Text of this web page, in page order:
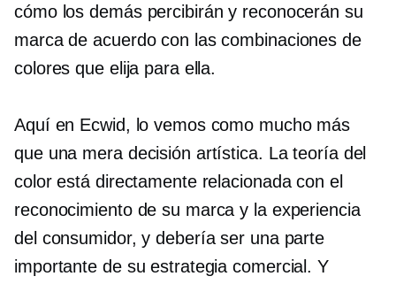
cómo los demás percibirán y reconocerán su
marca de acuerdo con las combinaciones de
colores que elija para ella.
Aquí en Ecwid, lo vemos como mucho más
que una mera decisión artística. La teoría del
color está directamente relacionada con el
reconocimiento de su marca y la experiencia
del consumidor, y debería ser una parte
importante de su estrategia comercial. Y